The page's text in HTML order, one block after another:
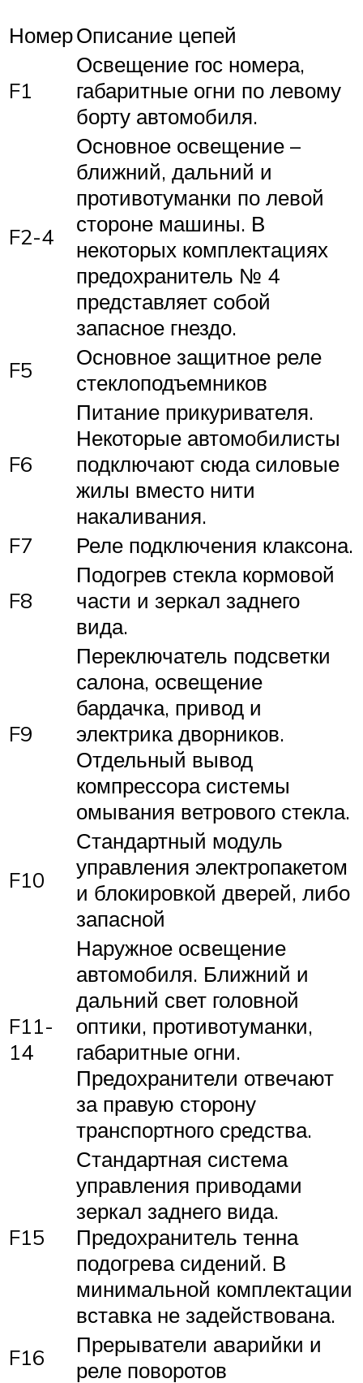
НомерОписание цепей
F1
Освещение гос номера,
габаритные огни по левому
борту автомобиля.
F2-4
Основное освещение –
ближний, дальний и
противотуманки по левой
стороне машины. В
некоторых комплектациях
предохранитель № 4
представляет собой
запасное гнездо.
F5
Основное защитное реле
стеклоподъемников
F6
Питание прикуривателя.
Некоторые автомобилисты
подключают сюда силовые
жилы вместо нити
накаливания.
F7
Реле подключения клаксона.
F8
Подогрев стекла кормовой
части и зеркал заднего
вида.
F9
Переключатель подсветки
салона, освещение
бардачка, привод и
электрика дворников.
Отдельный вывод
компрессора системы
омывания ветрового стекла.
F10
Стандартный модуль
управления электропакетом
и блокировкой дверей, либо
запасной
F11-
14
Наружное освещение
автомобиля. Ближний и
дальний свет головной
оптики, противотуманки,
габаритные огни.
Предохранители отвечают
за правую сторону
транспортного средства.
F15
Стандартная система
управления приводами
зеркал заднего вида.
Предохранитель тенна
подогрева сидений. В
минимальной комплектации
вставка не задействована.
F16
Прерыватели аварийки и
реле поворотов